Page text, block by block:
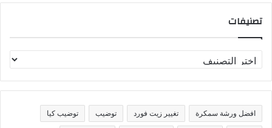
تصنيفات
ص
ن
ف
ا
افضل ورشة سمكرة تغيير زيت فورد توضيب توضيب كيا